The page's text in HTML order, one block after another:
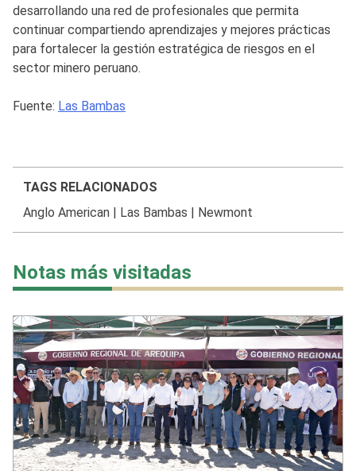
desarrollando una red de profesionales que permita
continuar compartiendo aprendizajes y mejores prácticas
para fortalecer la gestión estratégica de riesgos en el
sector minero peruano.
Fuente: Las Bambas
TAGS RELACIONADOS
Anglo American| Las Bambas | Newmont
Notas más visitadas